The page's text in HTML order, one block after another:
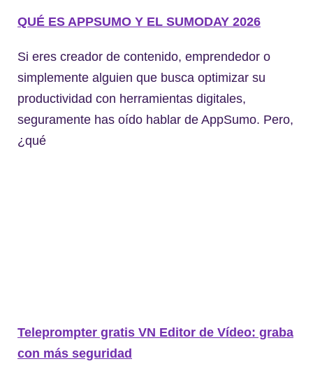
QUÉ ES APPSUMO Y EL SUMODAY 2026
Si eres creador de contenido, emprendedor o
simplemente alguien que busca optimizar su
productividad con herramientas digitales,
seguramente has oído hablar de AppSumo. Pero,
¿qué
Teleprompter gratis VN Editor de Vídeo: graba
con más seguridad